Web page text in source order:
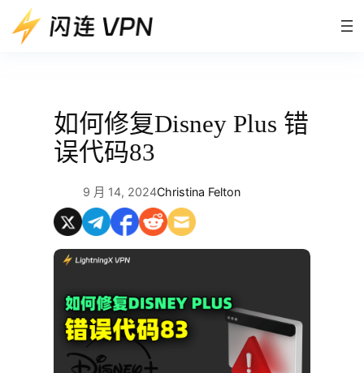
至
如何修复Disney Plus 错
误代码83
9 月 14, 2024Christina Felton